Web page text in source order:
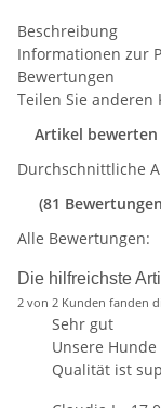
Beschreibung
Informationen zur
Bewertungen
Durchschnittliche
(81
Teilen Sie
Artikel bewerten
Alle Bewertungen:
Die hilfreichste
2 von 2 Kunden fanden
Sehr gut
Unsere
Qualität ist